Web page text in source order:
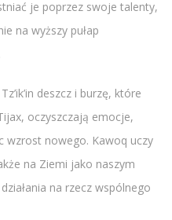
je poprzez swoje talenty,
na wyższy pułap
deszcz i burzę, które
oczyszczają emocje,
wzrost nowego. Kawoq uczy
na Ziemi jako naszym
na rzecz wspólnego